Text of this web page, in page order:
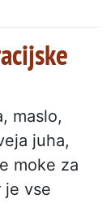
maslo,
juha,
moke za
je vse